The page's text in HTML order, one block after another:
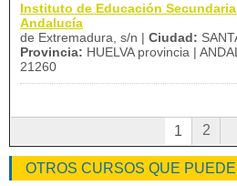
Instituto de Educación Secundaria
Andalucía
de Extremadura, s/n | Ciudad:
Provincia: HUELVA provincia |
21260
1 2
OTROS CURSOS QUE